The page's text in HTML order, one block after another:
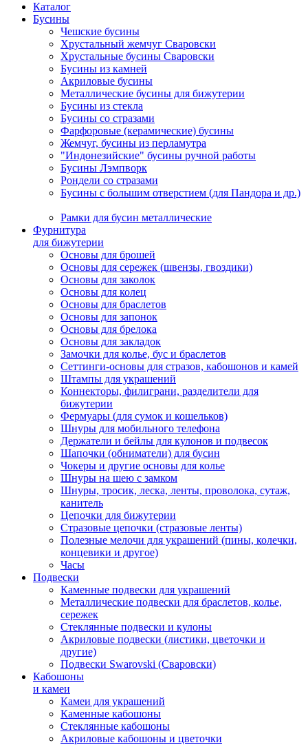
Каталог
Бусины
Чешские бусины
Хрустальный жемчуг Сваровски
Хрустальные бусины Сваровски
Бусины из камней
Акриловые бусины
Металлические бусины для бижутерии
Бусины из стекла
Бусины со стразами
Фарфоровые (керамические) бусины
Жемчуг, бусины из перламутра
"Индонезийские" бусины ручной работы
Бусины Лэмпворк
Рондели со стразами
Бусины с большим отверстием (для Пандора и др.)
Рамки для бусин металлические
Фурнитура
для бижутерии
Основы для брошей
Основы для сережек (швензы, гвоздики)
Основы для заколок
Основы для колец
Основы для браслетов
Основы для запонок
Основы для брелока
Основы для закладок
Замочки для колье, бус и браслетов
Сеттинги-основы для стразов, кабошонов и камей
Штампы для украшений
Коннекторы, филиграни, разделители для
бижутерии
Фермуары (для сумок и кошельков)
Шнуры для мобильного телефона
Держатели и бейлы для кулонов и подвесок
Шапочки (обниматели) для бусин
Чокеры и другие основы для колье
Шнуры на шею с замком
Шнуры, тросик, леска, ленты, проволока, сутаж,
канитель
Цепочки для бижутерии
Стразовые цепочки (стразовые ленты)
Полезные мелочи для украшений (пины, колечки,
концевики и другое)
Часы
Подвески
Каменные подвески для украшений
Металлические подвески для браслетов, колье,
сережек
Стеклянные подвески и кулоны
Акриловые подвески (листики, цветочки и
другие)
Подвески Swarovski (Сваровски)
Кабошоны
и камеи
Камеи для украшений
Каменные кабошоны
Стеклянные кабошоны
Акриловые кабошоны и цветочки